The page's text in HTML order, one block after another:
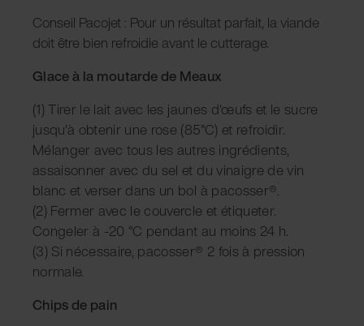
Conseil Pacojet : Pour un résultat parfait, la viande
doit être bien refroidie avant le cutterage.
Glace à la moutarde de Meaux
(1) Tirer le lait avec les jaunes d'œufs et le sucre
jusqu'à obtenir une rose (85°C) et refroidir.
Mélanger avec tous les autres ingrédients,
assaisonner avec du sel et du vinaigre de vin
blanc et verser dans un bol à pacosser®.
(2) Fermer avec le couvercle et étiqueter.
Congeler à -20 °C pendant au moins 24 h.
(3) Si nécessaire, pacosser® 2 fois à pression
normale.
Chips de pain